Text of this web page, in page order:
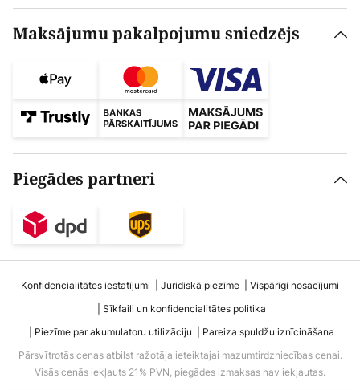
Maksājumu pakalpojumu sniedzējs
Piegādes partneri
Konfidencialitātes iestatījumi Juridiskā piezīme
Vispārīgi nosacījumi
Sīkfaili un konfidencialitātes politika
Piezīme par akumulatoru utilizāciju
Pareiza spuldžu iznīcināšana
Pārsvītrotās cenas atbilst ražotāja ieteiktajai mazumtirdzniecības cenai.
Visās cenās iekļauts 21% PVN, piegādes izmaksas nav iekļautas.